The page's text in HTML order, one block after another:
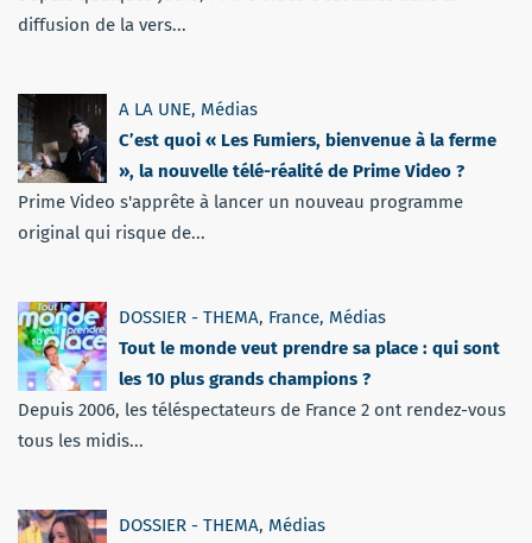
diffusion de la vers...
A LA UNE, Médias
C’est quoi « Les Fumiers, bienvenue à la ferme
», la nouvelle télé-réalité de Prime Video ?
Prime Video s'apprête à lancer un nouveau programme
original qui risque de...
DOSSIER - THEMA, France, Médias
Tout le monde veut prendre sa place : qui sont
les 10 plus grands champions ?
Depuis 2006, les téléspectateurs de France 2 ont rendez-vous
tous les midis...
DOSSIER - THEMA, Médias